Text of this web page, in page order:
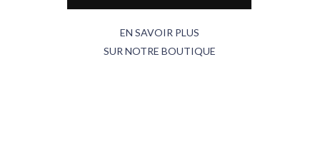
EN SAVOIR PLUS
SUR NOTRE BOUTIQUE